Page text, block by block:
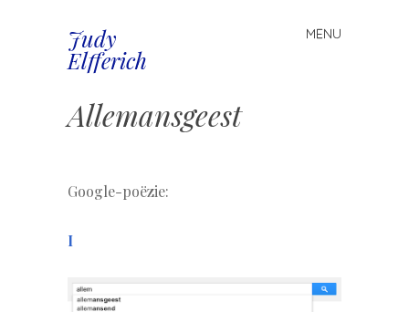
Judy
Elfferich
MENU
Spring
naar
Allemansgeest
Google-poëzie:
I